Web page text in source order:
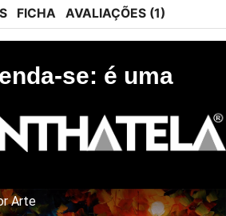
FICHA AVALIAÇÕES (1)
se: é uma
Arte